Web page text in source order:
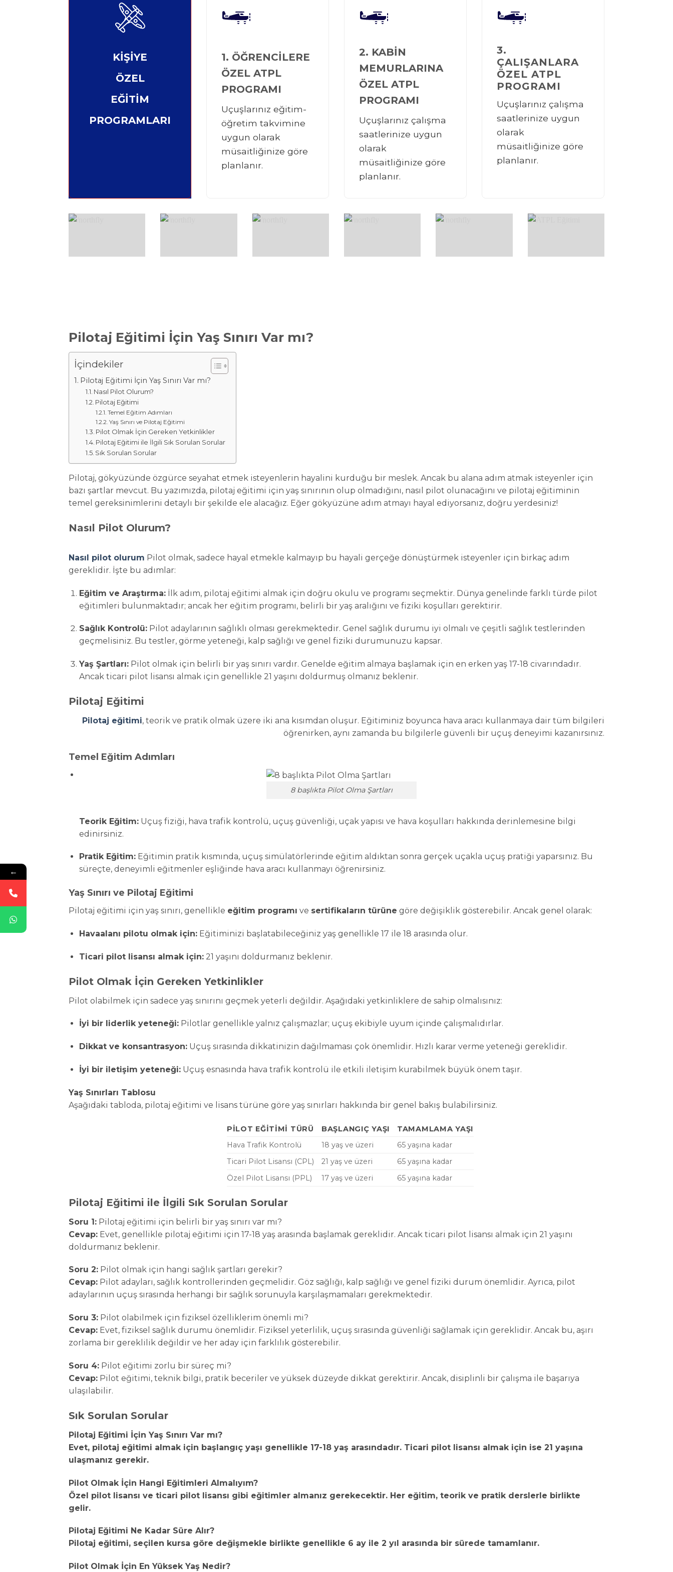
KİŞİYE
ÖZEL
EĞİTİM
PROGRAMLARI
1. ÖĞRENCİLERE
ÖZEL ATPL
PROGRAMI
Uçuşlarınız eğitim-
öğretim takvimine
uygun olarak
müsaitliğinize göre
planlanır.
2. KABİN
MEMURLARINA
ÖZEL ATPL
PROGRAMI
Uçuşlarınız çalışma
saatlerinize uygun
olarak
müsaitliğinize göre
planlanır.
3.
ÇALIŞANLARA
ÖZEL ATPL
PROGRAMI
Uçuşlarınız çalışma
saatlerinize uygun
olarak
müsaitliğinize göre
planlanır.
Pilotaj Eğitimi İçin Yaş Sınırı Var mı?
İçindekiler
Pilotaj Eğitimi İçin Yaş Sınırı Var mı?
Nasıl Pilot Olurum?
Pilotaj Eğitimi
Temel Eğitim Adımları
Yaş Sınırı ve Pilotaj Eğitimi
Pilot Olmak İçin Gereken Yetkinlikler
Pilotaj Eğitimi ile İlgili Sık Sorulan Sorular
Sık Sorulan Sorular
Pilotaj, gökyüzünde özgürce seyahat etmek isteyenlerin hayalini kurduğu bir meslek. Ancak bu alana adım atmak isteyenler için
bazı şartlar mevcut. Bu yazımızda, pilotaj eğitimi için yaş sınırının olup olmadığını, nasıl pilot olunacağını ve pilotaj eğitiminin
temel gereksinimlerini detaylı bir şekilde ele alacağız. Eğer gökyüzüne adım atmayı hayal ediyorsanız, doğru yerdesiniz!
Nasıl Pilot Olurum?
Nasıl pilot olurum Pilot olmak, sadece hayal etmekle kalmayıp bu hayali gerçeğe dönüştürmek isteyenler için birkaç adım
gereklidir. İşte bu adımlar:
Eğitim ve Araştırma:İlk adım, pilotaj eğitimi almak için doğru okulu ve programı seçmektir. Dünya genelinde farklı türde pilot
eğitimleri bulunmaktadır; ancak her eğitim programı, belirli bir yaş aralığını ve fiziki koşulları gerektirir.
Sağlık Kontrolü:Pilot adaylarının sağlıklı olması gerekmektedir. Genel sağlık durumu iyi olmalı ve çeşitli sağlık testlerinden
geçmelisiniz. Bu testler, görme yeteneği, kalp sağlığı ve genel fiziki durumunuzu kapsar.
Yaş Şartları:Pilot olmak için belirli bir yaş sınırı vardır. Genelde eğitim almaya başlamak için en erken yaş 17-18 civarındadır.
Ancak ticari pilot lisansı almak için genellikle 21 yaşını doldurmuş olmanız beklenir.
Pilotaj Eğitimi
Pilotaj eğitimi, teorik ve pratik olmak üzere iki ana kısımdan oluşur. Eğitiminiz boyunca hava aracı kullanmaya dair tüm bilgileri
öğrenirken, aynı zamanda bu bilgilerle güvenli bir uçuş deneyimi kazanırsınız.
Temel Eğitim Adımları
8 başlıkta Pilot Olma Şartları
Teorik Eğitim:Uçuş fiziği, hava trafik kontrolü, uçuş güvenliği, uçak yapısı ve hava koşulları hakkında derinlemesine bilgi
edinirsiniz.
Pratik Eğitim:Eğitimin pratik kısmında, uçuş simülatörlerinde eğitim aldıktan sonra gerçek uçakla uçuş pratiği yaparsınız. Bu
süreçte, deneyimli eğitmenler eşliğinde hava aracı kullanmayı öğrenirsiniz.
Yaş Sınırı ve Pilotaj Eğitimi
Pilotaj eğitimi için yaş sınırı, genellikle eğitim programı ve sertifikaların türüne göre değişiklik gösterebilir. Ancak genel olarak:
Havaalanı pilotu olmak için:Eğitiminizi başlatabileceğiniz yaş genellikle 17 ile 18 arasında olur.
Ticari pilot lisansı almak için:21 yaşını doldurmanız beklenir.
Pilot Olmak İçin Gereken Yetkinlikler
Pilot olabilmek için sadece yaş sınırını geçmek yeterli değildir. Aşağıdaki yetkinliklere de sahip olmalısınız:
İyi bir liderlik yeteneği:Pilotlar genellikle yalnız çalışmazlar; uçuş ekibiyle uyum içinde çalışmalıdırlar.
Dikkat ve konsantrasyon:Uçuş sırasında dikkatinizin dağılmaması çok önemlidir. Hızlı karar verme yeteneği gereklidir.
İyi bir iletişim yeteneği:Uçuş esnasında hava trafik kontrolü ile etkili iletişim kurabilmek büyük önem taşır.
Yaş Sınırları Tablosu
Aşağıdaki tabloda, pilotaj eğitimi ve lisans türüne göre yaş sınırları hakkında bir genel bakış bulabilirsiniz.
PILOT EĞITIMI TÜRÜ BAŞLANGIÇ YAŞI
TAMAMLAMA YAŞI
Hava Trafik Kontrolü
18 yaş ve üzeri
65 yaşına kadar
Ticari Pilot Lisansı (CPL)
21 yaş ve üzeri
65 yaşına kadar
Özel Pilot Lisansı (PPL)
17 yaş ve üzeri 65 yaşına kadar
Pilotaj Eğitimi ile İlgili Sık Sorulan Sorular
Soru 1: Pilotaj eğitimi için belirli bir yaş sınırı var mı?
Cevap: Evet, genellikle pilotaj eğitimi için 17-18 yaş arasında başlamak gereklidir. Ancak ticari pilot lisansı almak için 21 yaşını
doldurmanız beklenir.
Soru 2: Pilot olmak için hangi sağlık şartları gerekir?
Cevap: Pilot adayları, sağlık kontrollerinden geçmelidir. Göz sağlığı, kalp sağlığı ve genel fiziki durum önemlidir. Ayrıca, pilot
adaylarının uçuş sırasında herhangi bir sağlık sorunuyla karşılaşmamaları gerekmektedir.
Soru 3: Pilot olabilmek için fiziksel özelliklerim önemli mi?
Cevap: Evet, fiziksel sağlık durumu önemlidir. Fiziksel yeterlilik, uçuş sırasında güvenliği sağlamak için gereklidir. Ancak bu, aşırı
zorlama bir gereklilik değildir ve her aday için farklılık gösterebilir.
Soru 4: Pilot eğitimi zorlu bir süreç mi?
Cevap: Pilot eğitimi, teknik bilgi, pratik beceriler ve yüksek düzeyde dikkat gerektirir. Ancak, disiplinli bir çalışma ile başarıya
ulaşılabilir.
Sık Sorulan Sorular
Pilotaj Eğitimi İçin Yaş Sınırı Var mı?
Evet, pilotaj eğitimi almak için başlangıç yaşı genellikle 17-18 yaş arasındadır. Ticari pilot lisansı almak için ise 21 yaşına
ulaşmanız gerekir.
Pilot Olmak İçin Hangi Eğitimleri Almalıyım?
Özel pilot lisansı ve ticari pilot lisansı gibi eğitimler almanız gerekecektir. Her eğitim, teorik ve pratik derslerle birlikte
gelir.
Pilotaj Eğitimi Ne Kadar Süre Alır?
Pilotaj eğitimi, seçilen kursa göre değişmekle birlikte genellikle 6 ay ile 2 yıl arasında bir sürede tamamlanır.
Pilot Olmak İçin En Yüksek Yaş Nedir?
←